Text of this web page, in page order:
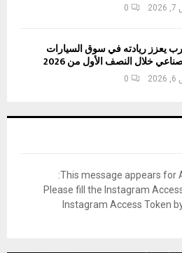
0
يعزز ريادته في سوق السيارات
خلال النصف الأول من 2026
0
This message appears for
Please fill the Instagram
Instagram Access Token